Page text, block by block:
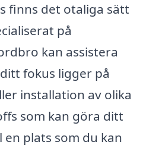
finns det otaliga sätt
på
kan assistera
fokus ligger på
installation av olika
som kan göra ditt
plats som du kan